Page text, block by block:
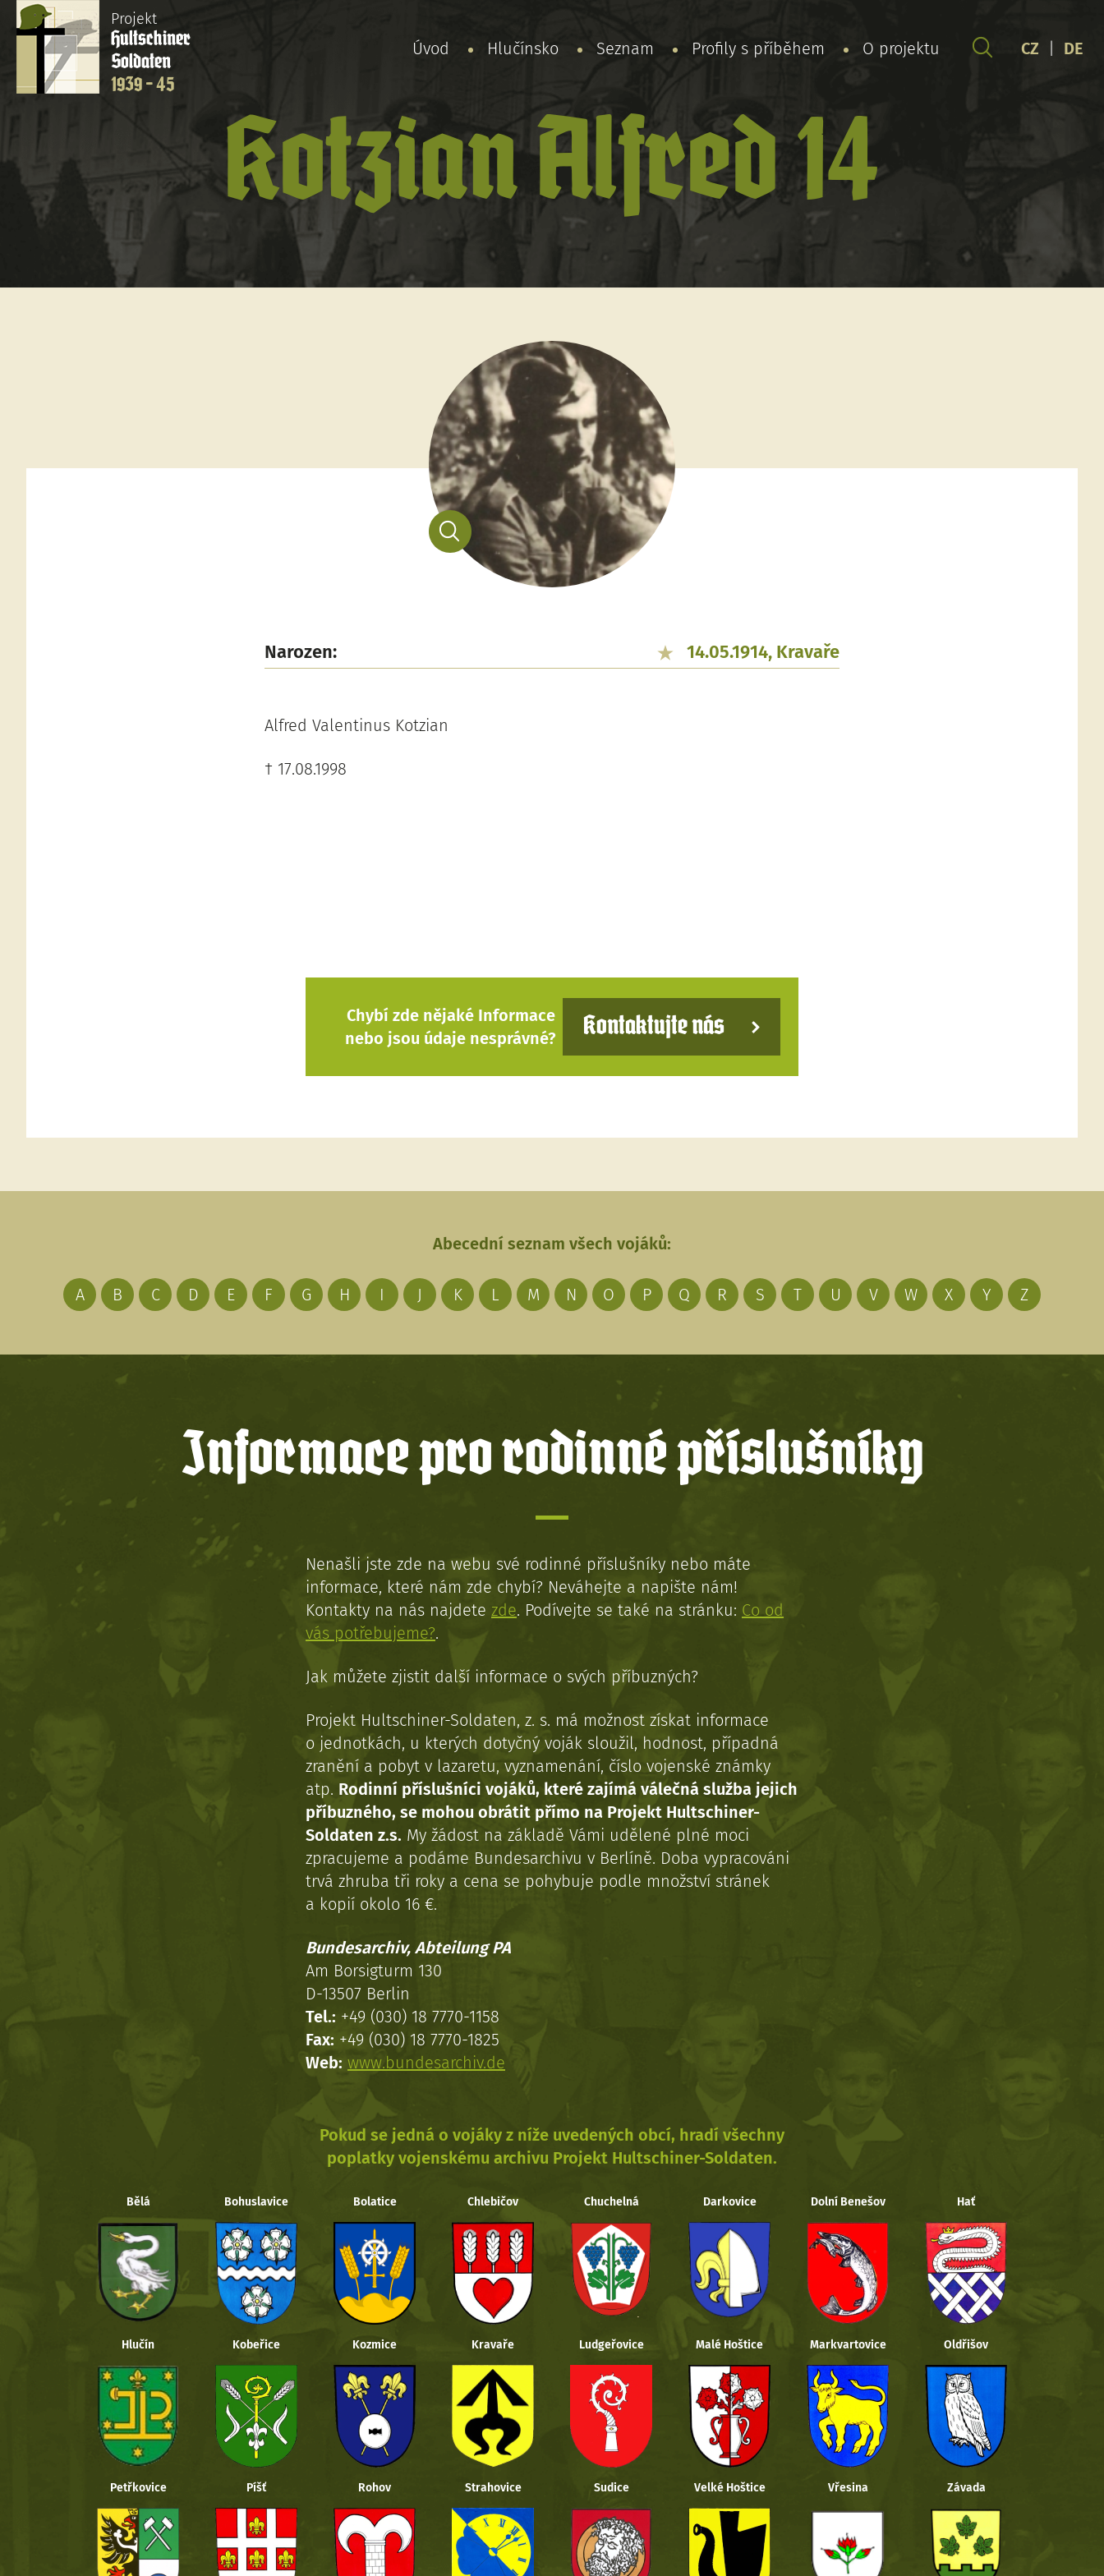
Projekt
Hultschiner
Soldaten
1939 - 45
Úvod Hlučínsko Seznam Profily s příběhem O projektu CZ DE
Kotzian Alfred 14
Narozen: 14.05.1914, Kravaře
Alfred Valentinus Kotzian
† 17.08.1998
Chybí zde nějaké Informace
nebo jsou údaje nesprávné?
Kontaktujte nás
Abecední seznam všech vojáků:
A B C D E F G H I J K L M N O P Q R S T U V W X Y Z
Informace pro rodinné příslušníky
Nenašli jste zde na webu své rodinné příslušníky nebo máte
informace, které nám zde chybí? Neváhejte a napište nám!
Kontakty na nás najdete zde. Podívejte se také na stránku: Co od
vás potřebujeme?.
Jak můžete zjistit další informace o svých příbuzných?
Projekt Hultschiner-Soldaten, z. s. má možnost získat informace
o jednotkách, u kterých dotyčný voják sloužil, hodnost, případná
zranění a pobyt v lazaretu, vyznamenání, číslo vojenské známky
atp. Rodinní příslušníci vojáků, které zajímá válečná služba jejich
příbuzného, se mohou obrátit přímo na Projekt Hultschiner-
Soldaten z.s. My žádost na základě Vámi udělené plné moci
zpracujeme a podáme Bundesarchivu v Berlíně. Doba vypracováni
trvá zhruba tři roky a cena se pohybuje podle množství stránek
a kopií okolo 16 €.
Bundesarchiv, Abteilung PA
Am Borsigturm 130
D-13507 Berlin
Tel.: +49 (030) 18 7770-1158
Fax: +49 (030) 18 7770-1825
Web: www.bundesarchiv.de
Pokud se jedná o vojáky z níže uvedených obcí, hradí všechny
poplatky vojenskému archivu Projekt Hultschiner-Soldaten.
Bělá Bohuslavice Bolatice Chlebičov Chuchelná Darkovice Dolní Benešov Hať
Hlučín Kobeřice Kozmice Kravaře Ludgeřovice Malé Hoštice Markvartovice Oldřišov
Petřkovice Píšť Rohov Strahovice Sudice Velké Hoštice Vřesina Závada